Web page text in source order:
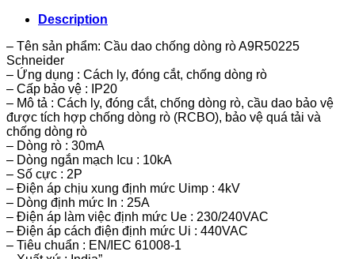
Description
– Tên sản phẩm: Cầu dao chống dòng rò A9R50225
Schneider
– Ứng dụng : Cách ly, đóng cắt, chống dòng rò
– Cấp bảo vệ : IP20
– Mô tả : Cách ly, đóng cắt, chống dòng rò, cầu dao bảo vệ
được tích hợp chống dòng rò (RCBO), bảo vệ quá tải và
chống dòng rò
– Dòng rò : 30mA
– Dòng ngắn mạch Icu : 10kA
– Số cực : 2P
– Điện áp chịu xung định mức Uimp : 4kV
– Dòng định mức In : 25A
– Điện áp làm việc định mức Ue : 230/240VAC
– Điện áp cách điện định mức Ui : 440VAC
– Tiêu chuẩn : EN/IEC 61008-1